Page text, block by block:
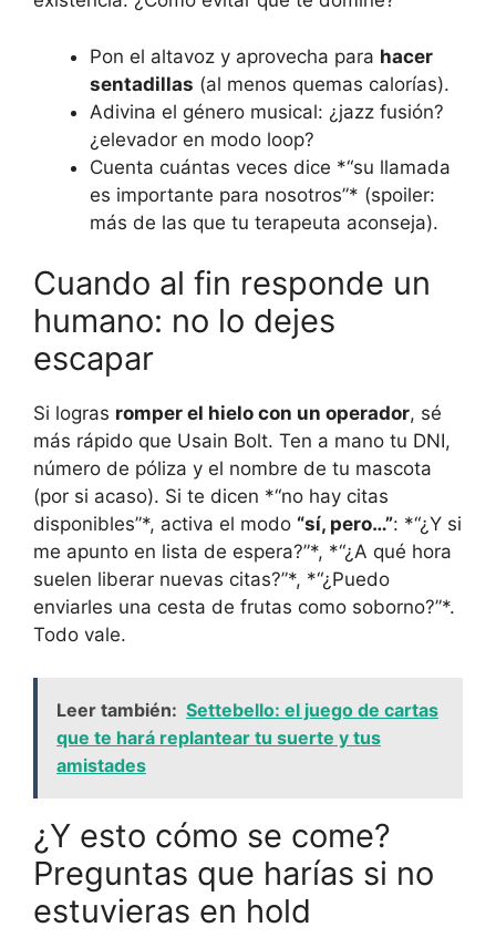
Pon el altavoz y aprovecha para hacer
sentadillas (al menos quemas calorías).
Adivina el género musical: ¿jazz fusión?
¿elevador en modo loop?
Cuenta cuántas veces dice *“su llamada
es importante para nosotros”* (spoiler:
más de las que tu terapeuta aconseja).
Cuando al fin responde un
humano: no lo dejes
escapar
Si logras romper el hielo con un operador, sé
más rápido que Usain Bolt. Ten a mano tu DNI,
número de póliza y el nombre de tu mascota
(por si acaso). Si te dicen *“no hay citas
disponibles”*, activa el modo “sí, pero…”: *“¿Y si
me apunto en lista de espera?”*, *“¿A qué hora
suelen liberar nuevas citas?”*, *“¿Puedo
enviarles una cesta de frutas como soborno?”*.
Todo vale.
Leer también: Settebello: el juego de cartas
que te hará replantear tu suerte y tus
amistades
¿Y esto cómo se come?
Preguntas que harías si no
estuvieras en hold